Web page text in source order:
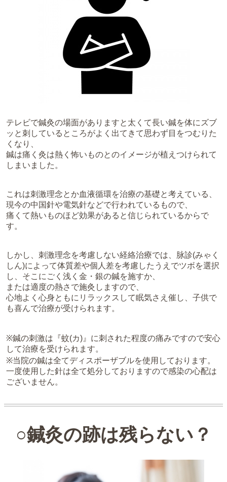
テレビで鍼灸の場面がありますと太くて長い鍼を体にズブ
ッと刺しているところがよく出てきて思わず目をつむりた
くなり、
鍼は痛く灸は熱く怖いものとのイメージが植えつけられて
しまいました。
これは刺激理念とか血液循環を治療の基礎と考えている、
現今の中国針や電気針などで行われているもので、
痛くて熱いものほど効果があると信じられているからで
す。
しかし、刺激理念を考慮しない経絡治療では、脉診(みゃく
しん)によって体質差や個人差を考慮したうえでツボを選択
し、そこにごく浅く金・銀の鍼を施すか、
または適度の熱さで施灸しますので、
心地よく心身ともにリラックスして眠気さえ催し、子供で
も喜んで治療が受けられます。
※鍼の刺激は『蚊(カ)』に刺された程度の痛みですので安心
して治療を受けられます。
※当院の鍼は全てディスポーザブルを使用しております。
一度使用した針は全て処分しておりますので感染の心配は
ございません。
○鍼灸の跡は残らない？